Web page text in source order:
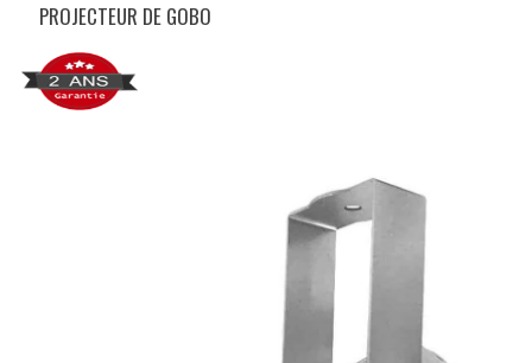
Le Matériel D´occasion
CATÉGORIES
Accessoires Pieds Cellules Diamants
PROJECTEUR DE GOBO